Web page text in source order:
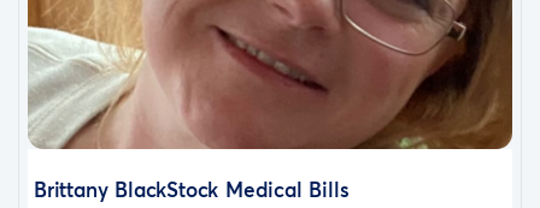
Brittany BlackStock Medical Bills